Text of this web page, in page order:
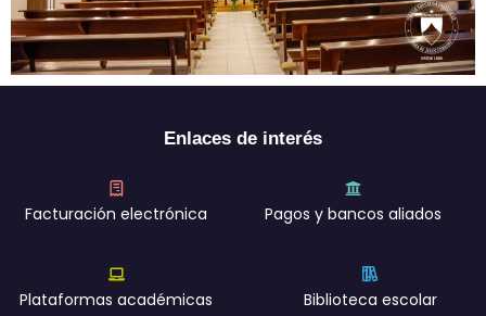
Enlaces de interés
Facturación electrónica Pagos y bancos aliados
Plataformas académicas Biblioteca escolar